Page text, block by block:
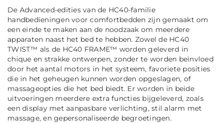
De Advanced-edities van de HC40-familie
handbedieningen voor comfortbedden zijn gemaakt om
een einde te maken aan de noodzaak om meerdere
apparaten naast het bed te hebben. Zowel de HC40
TWIST™ als de HC40 FRAME™ worden geleverd in
chique en strakke ontwerpen, zonder te worden beïnvloed
door het aantal motors in het systeem, favoriete posities
die in het geheugen kunnen worden opgeslagen, of
massageopties die het bed biedt. Er worden in beide
uitvoeringen meerdere extra functies bijgeleverd, zoals
een display met aanpasbare verlichting, stil alarm met
massage, en gepersonaliseerde begroetingen.